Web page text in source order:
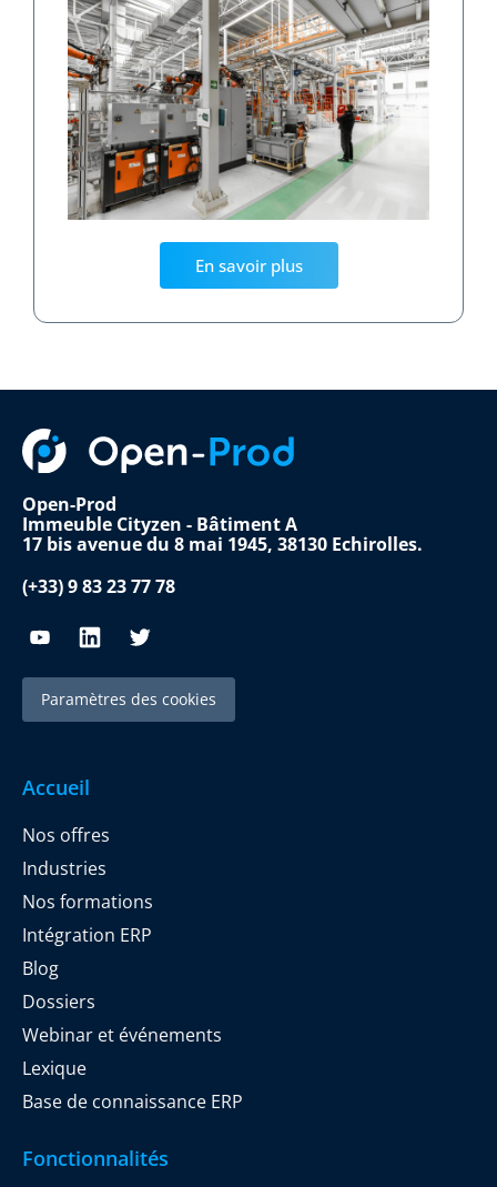
En savoir plus
Open-Prod
Immeuble Cityzen - Bâtiment A
17 bis avenue du 8 mai 1945, 38130 Echirolles.
(+33) 9 83 23 77 78
Paramètres des cookies
Accueil
Nos offres
Industries
Nos formations
Intégration ERP
Blog
Dossiers
Webinar et événements
Lexique
Base de connaissance ERP
Fonctionnalités